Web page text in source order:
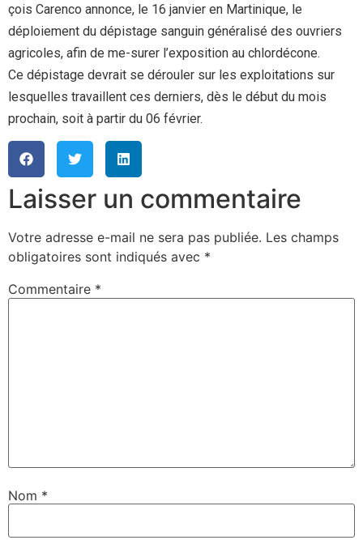
çois Carenco annonce, le 16 janvier en Martinique, le
déploiement du dépistage sanguin généralisé des ouvriers
agricoles, afin de me-surer l’exposition au chlordécone.
Ce dépistage devrait se dérouler sur les exploitations sur
lesquelles travaillent ces derniers, dès le début du mois
prochain, soit à partir du 06 février.
Laisser un commentaire
Votre adresse e-mail ne sera pas publiée. Les champs
obligatoires sont indiqués avec *
Commentaire *
Nom *